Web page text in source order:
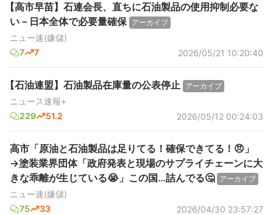
【高市早苗】石連会長、直ちに石油製品の使用抑制必要な
い－日本全体で必要量確保 アーカイブ
ニュー速(嫌儲)
7
7 2026/05/21 10:20:40
【石油連盟】石油製品在庫量の公表停止 アーカイブ
ニュース速報+
229
51.2 2026/05/12 00:24:03
高市「原油と石油製品は足りてる！確保できてる！😠」
→塗装業界団体「政府発表と現場のサプライチェーンに大
きな乖離が生じている😭」この国…詰んでる🤔 アーカイブ
ニュー速(嫌儲)
75
33 2026/04/30 23:57:27